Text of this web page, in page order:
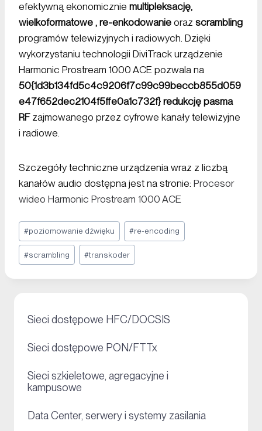
efektywną ekonomicznie multipleksację,
wielkoformatowe , re-enkodowanie oraz scrambling
programów telewizyjnych i radiowych. Dzięki
wykorzystaniu technologii DiviTrack urządzenie
Harmonic Prostream 1000 ACE pozwala na
50{1d3b134fd5c4c9206f7c99c99beccb855d059
e47f652dec2104f5ffe0a1c732f} redukcję pasma
RFzajmowanego przez cyfrowe kanały telewizyjne
i radiowe.
Szczegóły techniczne urządzenia wraz z liczbą
kanałów audio dostępna jest na stronie: Procesor
wideo Harmonic Prostream 1000 ACE
#poziomowanie dźwięku #re-encoding
#scrambling #transkoder
Sieci dostępowe HFC/DOCSIS
Sieci dostępowe PON/FTTx
Sieci szkieletowe, agregacyjne i
kampusowe
Data Center, serwery i systemy zasilania